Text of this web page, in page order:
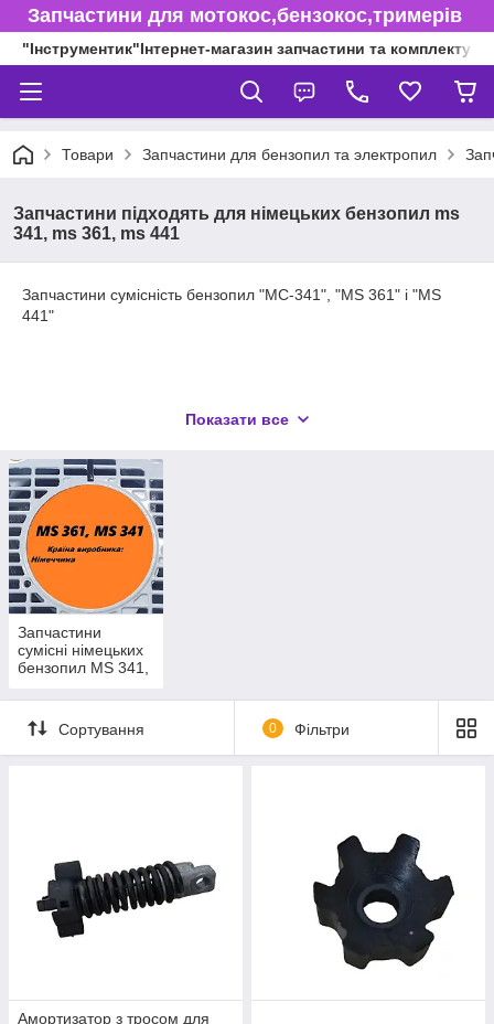
Запчастини для мотокос,бензокос,тримерів
"Інструментик"Інтернет-магазин запчастини та
Товари Запчастини для бензопил та электропил
Запчастини підходять для німецьких бензопил ms
341, ms 361, ms 441
Запчастини сумісність бензопил "МС-341", "MS 361" і "MS
441"
Купимо тільки оригінальні бензопили MS 361 та нові
стартери. Розглянемо складські залишки, без коробки або не
повної комплектації. Пишіть у Вібер або телефонуйте
Показати все
Запчастини
сумісні німецьких
бензопил MS 341,
(Німеччина)
Сортування
0 Фільтри
Амортизатор з тросом для